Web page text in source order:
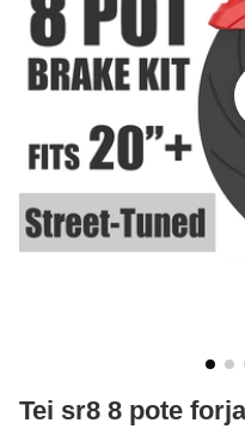
Tei sr8 8 pote